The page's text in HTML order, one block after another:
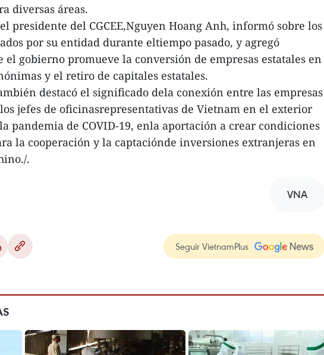
diversas áreas.
presidente del CGCEE,Nguyen Hoang Anh, informó sobre los
por su entidad durante eltiempo pasado, y agregó
el gobierno promueve la conversión de empresas estatales en
y el retiro de capitales estatales.
destacó el significado dela conexión entre las empresas
jefes de oficinasrepresentativas de Vietnam en el exterior
pandemia de COVID-19, enla aportación a crear condiciones
la cooperación y la captaciónde inversiones extranjeras en
.
VNA
Seguir VietnamPlus